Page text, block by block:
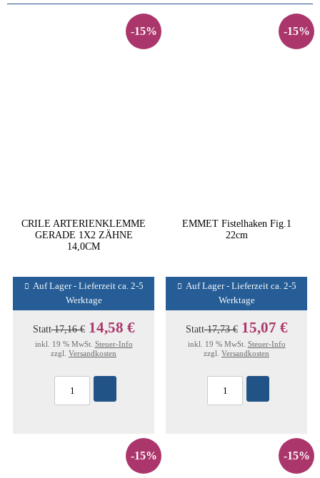
-15%
CRILE ARTERIENKLEMME
GERADE 1X2 ZÄHNE
14,0CM
Auf Lager - Lieferzeit ca. 2-5
Werktage
Statt17,16 € 14,58 €
inkl. 19 % MwSt. Steuer-Info
zzgl. Versandkosten
-15%
EMMET Fistelhaken Fig.1
22cm
Auf Lager - Lieferzeit ca. 2-5
Werktage
Statt17,73 € 15,07 €
inkl. 19 % MwSt. Steuer-Info
zzgl. Versandkosten
-15% -15%